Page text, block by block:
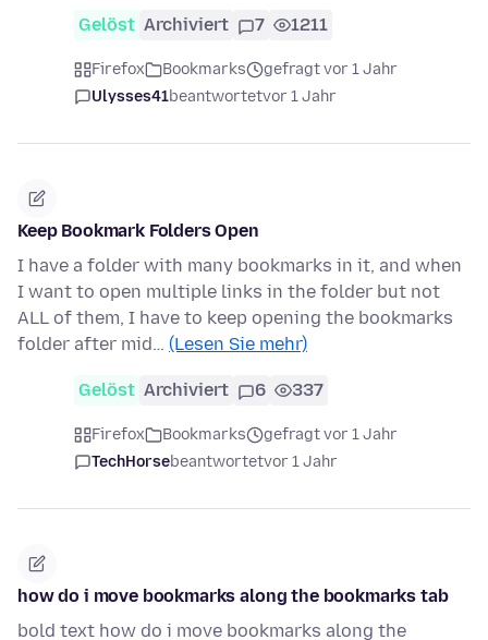
Gelöst Archiviert 7 1211
Firefox Bookmarks
gefragt vor 1 Jahr
Ulysses41beantwortetvor 1 Jahr
Keep Bookmark Folders Open
I have a folder with many bookmarks in it, and when
I want to open multiple links in the folder but not
ALL of them, I have to keep opening the bookmarks
folder after mid… (Lesen Sie mehr)
Gelöst Archiviert 6 337
Firefox Bookmarks
gefragt vor 1 Jahr
TechHorsebeantwortetvor 1 Jahr
how do i move bookmarks along the bookmarks tab
bold text how do i move bookmarks along the